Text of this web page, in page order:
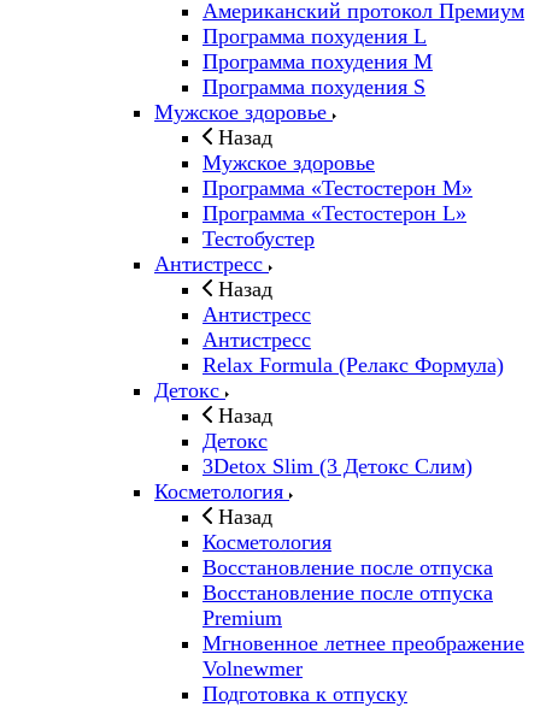
Американский протокол Премиум
Программа похудения L
Программа похудения M
Программа похудения S
Мужское здоровье
Назад
Мужское здоровье
Программа «Тестостерон M»
Программа «Тестостерон L»
Тестобустер
Антистресс
Назад
Антистресс
Антистресс
Relax Formula (Релакс Формула)
Детокс
Назад
Детокс
3Detox Slim (3 Детокс Слим)
Косметология
Назад
Косметология
Восстановление после отпуска
Восстановление после отпуска
Premium
Мгновенное летнее преображение
Volnewmer
Подготовка к отпуску